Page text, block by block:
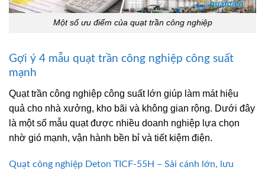
Một số ưu điểm của quạt trần công nghiệp
Gợi ý 4 mẫu quạt trần công nghiệp công suất
mạnh
Quạt trần công nghiệp công suất lớn giúp làm mát hiệu
quả cho nhà xưởng, kho bãi và không gian rộng. Dưới đây
là một số mẫu quạt được nhiều doanh nghiệp lựa chọn
nhờ gió mạnh, vận hành bền bỉ và tiết kiệm điện.
Quạt công nghiệp Deton TICF-55H – Sải cánh lớn, lưu